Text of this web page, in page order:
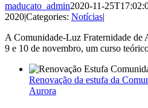
maducato_admin2020-11-
2020|Categories: Notícias|
A Comunidade-Luz Fraternidade de
9 e 10 de novembro, um curso
Renovação da estufa da
Aurora